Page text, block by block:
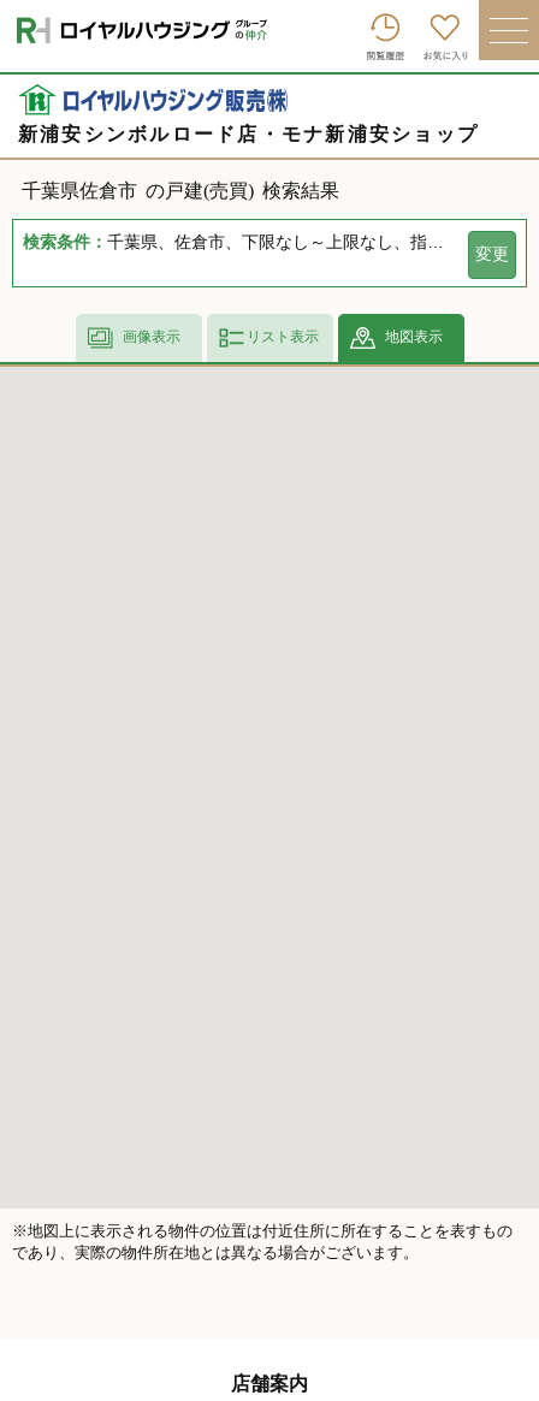
新浦安シンボルロード店・モナ新浦安ショップ
千葉県佐倉市 の戸建(売買) 検索結果
検索条件： 千葉県、佐倉市、下限なし～上限なし、指定しない、指定なし、指定しない、下限なし～上限なし、指定なし
変更
画像表示 リスト表示 地図表示
※地図上に表示される物件の位置は付近住所に所在することを表すもの
であり、実際の物件所在地とは異なる場合がございます。
店舗案内
ロイヤルハウジンググループトップへ
売りたい
借りたい
企業情報